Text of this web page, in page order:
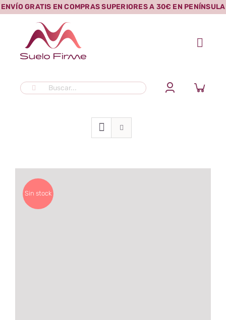
Saltar
al
contenido
ENVÍO GRATIS EN COMPRAS SUPERIORES A 30€ EN PENÍNSULA
Buscar:
Sin stock